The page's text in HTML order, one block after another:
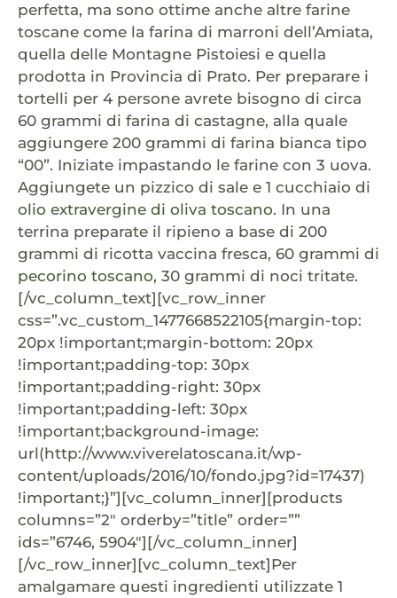
perfetta, ma sono ottime anche altre farine
toscane come la farina di marroni dell’Amiata,
quella delle Montagne Pistoiesi e quella
prodotta in Provincia di Prato. Per preparare i
tortelli per 4 persone avrete bisogno di circa
60 grammi di farina di castagne, alla quale
aggiungere 200 grammi di farina bianca tipo
“00”. Iniziate impastando le farine con 3 uova.
Aggiungete un pizzico di sale e 1 cucchiaio di
olio extravergine di oliva toscano. In una
terrina preparate il ripieno a base di 200
grammi di ricotta vaccina fresca, 60 grammi di
pecorino toscano, 30 grammi di noci tritate.
[/vc_column_text][vc_row_inner
css=”.vc_custom_1477668522105{margin-top:
20px !important;margin-bottom: 20px
!important;padding-top: 30px
!important;padding-right: 30px
!important;padding-left: 30px
!important;background-image:
url(http://www.viverelatoscana.it/wp-
content/uploads/2016/10/fondo.jpg?id=17437)
!important;}”][vc_column_inner][products
columns=”2″ orderby=”title” order=””
ids=”6746, 5904″][/vc_column_inner]
[/vc_row_inner][vc_column_text]Per
amalgamare questi ingredienti utilizzate 1